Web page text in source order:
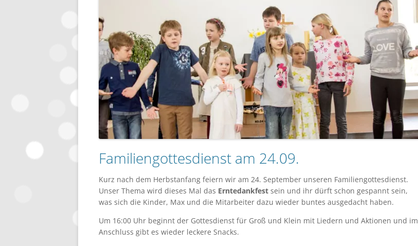
Familiengottesdienst am 24.09.
Kurz nach dem Herbstanfang feiern wir am 24. September unseren Familiengottesdienst.
Unser Thema wird dieses Mal das Erntedankfest sein und ihr dürft schon gespannt sein,
was sich die Kinder, Max und die Mitarbeiter dazu wieder buntes ausgedacht haben.
Um 16:00 Uhr beginnt der Gottesdienst für Groß und Klein mit Liedern und Aktionen und im
Anschluss gibt es wieder leckere Snacks.